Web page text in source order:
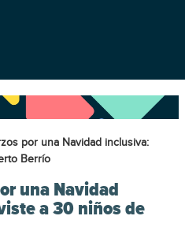
por una Navidad inclusiva:
Berrío
una Navidad
a 30 niños de